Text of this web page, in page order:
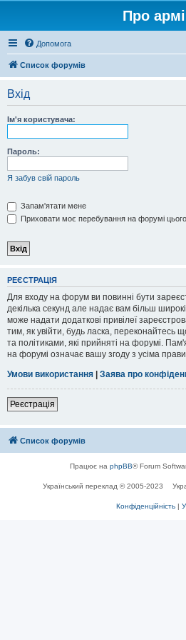
Про
Допомога
Список форумів
Вхід
Ім'я користувача:
Пароль:
Я забув свій пароль
Запам'ятати мене
Приховати моє перебування на форумі
РЕЄСТРАЦІЯ
Для входу на форум ви повинні бути
декілька секунд але надає вам більш
може надати додаткові привілеї
тим, як увійти, будь ласка, переконайтесь
та політиками, які прийняті на форумі.
на форумі означає вашу згоду з усіма
Умови використання | Заява про
Реєстрація
Список форумів
Працює на phpBB® Forum
Український переклад © 2005-2023
Конфіденційність |